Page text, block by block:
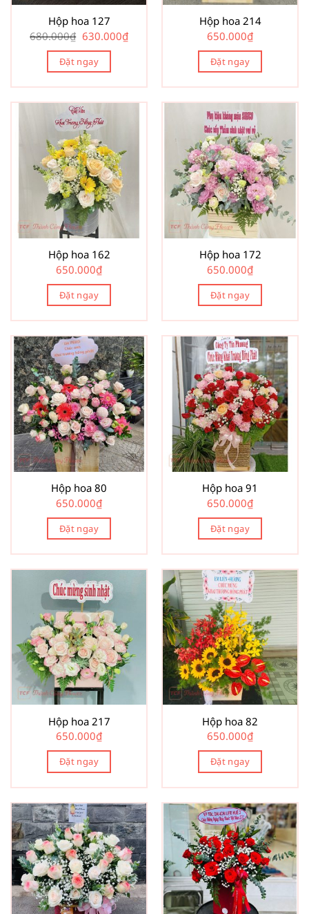
Hộp hoa 127
680.000₫ Giá
gốc
là:
680.000₫.
630.000₫Giá
hiện
Đặt ngay
Hộp hoa 214
650.000₫
Đặt ngay
Hộp hoa 162
650.000₫
Đặt ngay
Hộp hoa 172
650.000₫
Đặt ngay
Hộp hoa 80
650.000₫
Đặt ngay
Hộp hoa 91
650.000₫
Đặt ngay
Hộp hoa 217
650.000₫
Đặt ngay
Hộp hoa 82
650.000₫
Đặt ngay